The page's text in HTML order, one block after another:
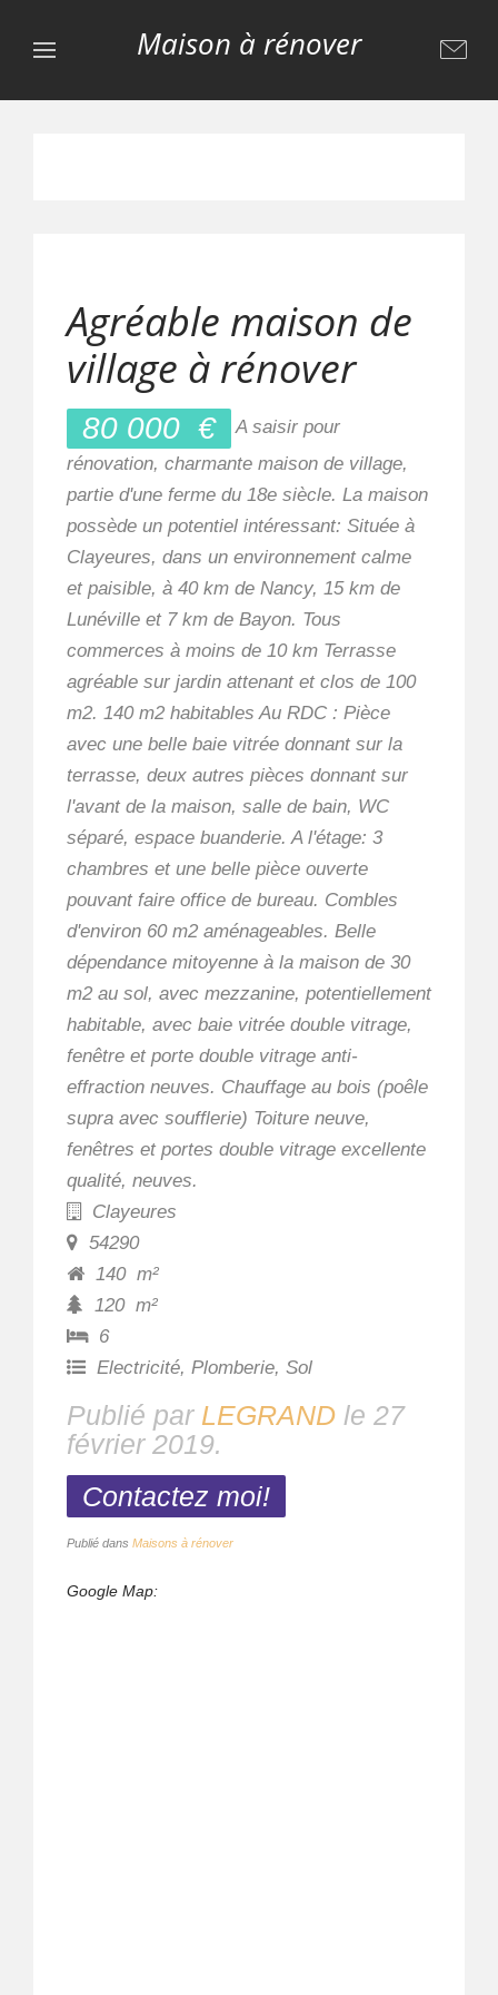
Maison à rénover
Agréable maison de
village à rénover
80 000 €
A saisir pour
rénovation, charmante maison de village,
partie d'une ferme du 18e siècle. La maison
possède un potentiel intéressant: Située à
Clayeures, dans un environnement calme
et paisible, à 40 km de Nancy, 15 km de
Lunéville et 7 km de Bayon. Tous
commerces à moins de 10 km Terrasse
agréable sur jardin attenant et clos de 100
m2. 140 m2 habitables Au RDC : Pièce
avec une belle baie vitrée donnant sur la
terrasse, deux autres pièces donnant sur
l'avant de la maison, salle de bain, WC
séparé, espace buanderie. A l'étage: 3
chambres et une belle pièce ouverte
pouvant faire office de bureau. Combles
d'environ 60 m2 aménageables. Belle
dépendance mitoyenne à la maison de 30
m2 au sol, avec mezzanine, potentiellement
habitable, avec baie vitrée double vitrage,
fenêtre et porte double vitrage anti-
effraction neuves. Chauffage au bois (poêle
supra avec soufflerie) Toiture neuve,
fenêtres et portes double vitrage excellente
qualité, neuves.
Clayeures
54290
140 m²
120 m²
6
Electricité, Plomberie, Sol
Publié par LEGRAND le 27
février 2019.
Contactez moi!
Publié dans Maisons à rénover
Google Map: